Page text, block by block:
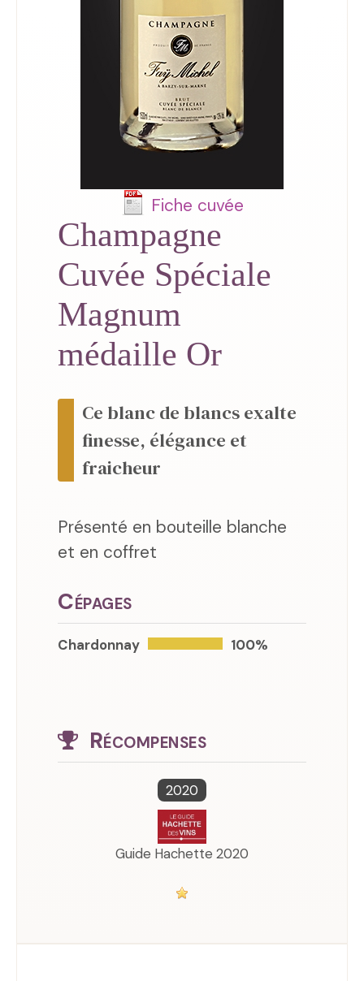
Fiche cuvée
Champagne
Cuvée Spéciale
Magnum
médaille Or
Ce blanc de blancs exalte
finesse, élégance et
fraicheur
Présenté en bouteille blanche
et en coffret
Cépages
Chardonnay 100%
Récompenses
2020
Guide Hachette 2020